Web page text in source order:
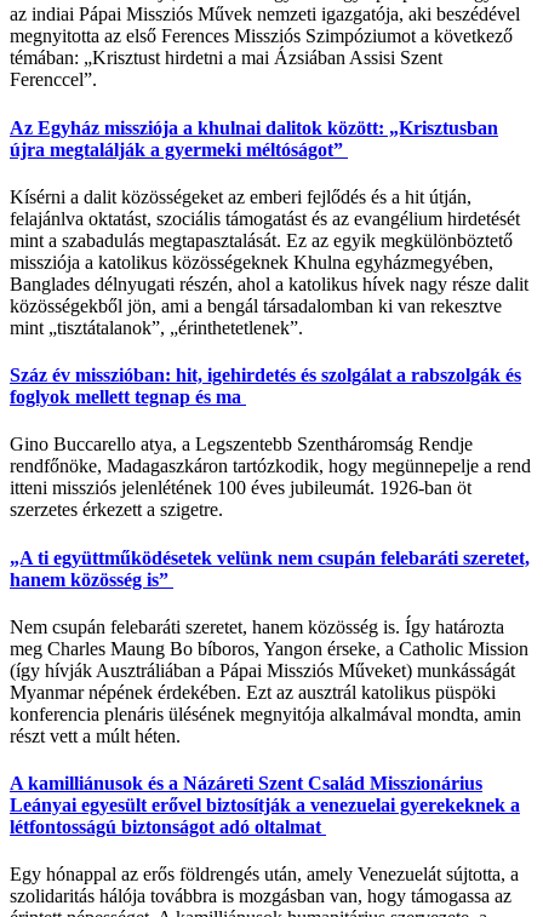
az indiai Pápai Missziós Művek nemzeti igazgatója, aki beszédével
megnyitotta az első Ferences Missziós Szimpóziumot a következő
témában: „Krisztust hirdetni a mai Ázsiában Assisi Szent
Ferenccel”.
Az Egyház missziója a khulnai dalitok között: „Krisztusban
újra megtalálják a gyermeki méltóságot”
Kísérni a dalit közösségeket az emberi fejlődés és a hit útján,
felajánlva oktatást, szociális támogatást és az evangélium hirdetését
mint a szabadulás megtapasztalását. Ez az egyik megkülönböztető
missziója a katolikus közösségeknek Khulna egyházmegyében,
Banglades délnyugati részén, ahol a katolikus hívek nagy része dalit
közösségekből jön, ami a bengál társadalomban ki van rekesztve
mint „tisztátalanok”, „érinthetetlenek”.
Száz év misszióban: hit, igehirdetés és szolgálat a rabszolgák és
foglyok mellett tegnap és ma
Gino Buccarello atya, a Legszentebb Szentháromság Rendje
rendfőnöke, Madagaszkáron tartózkodik, hogy megünnepelje a rend
itteni missziós jelenlétének 100 éves jubileumát. 1926-ban öt
szerzetes érkezett a szigetre.
„A ti együttműködésetek velünk nem csupán felebaráti szeretet,
hanem közösség is”
Nem csupán felebaráti szeretet, hanem közösség is. Így határozta
meg Charles Maung Bo bíboros, Yangon érseke, a Catholic Mission
(így hívják Ausztráliában a Pápai Missziós Műveket) munkásságát
Myanmar népének érdekében. Ezt az ausztrál katolikus püspöki
konferencia plenáris ülésének megnyitója alkalmával mondta, amin
részt vett a múlt héten.
A kamilliánusok és a Názáreti Szent Család Misszionárius
Leányai egyesült erővel biztosítják a venezuelai gyerekeknek a
létfontosságú biztonságot adó oltalmat
Egy hónappal az erős földrengés után, amely Venezuelát sújtotta, a
szolidaritás hálója továbbra is mozgásban van, hogy támogassa az